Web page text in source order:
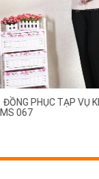
ĐỒNG PHỤC TẠP VỤ
MS 067